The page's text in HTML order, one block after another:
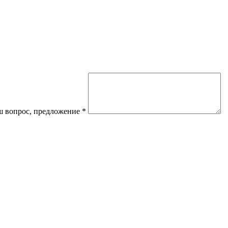
вопрос, предложение *